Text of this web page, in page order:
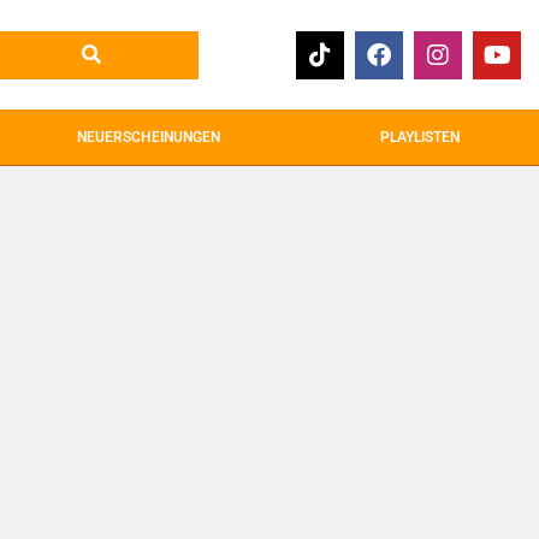
NEUERSCHEINUNGEN PLAYLISTEN